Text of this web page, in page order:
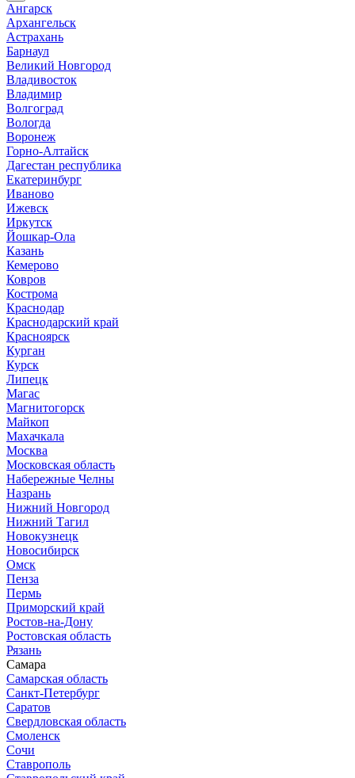
Ангарск
Архангельск
Астрахань
Барнаул
Великий Новгород
Владивосток
Владимир
Волгоград
Вологда
Воронеж
Горно-Алтайск
Дагестан республика
Екатеринбург
Иваново
Ижевск
Иркутск
Йошкар-Ола
Казань
Кемерово
Ковров
Кострома
Краснодар
Краснодарский край
Красноярск
Курган
Курск
Липецк
Магас
Магнитогорск
Майкоп
Махачкала
Москва
Московская область
Набережные Челны
Назрань
Нижний Новгород
Нижний Тагил
Новокузнецк
Новосибирск
Омск
Пенза
Пермь
Приморский край
Ростов-на-Дону
Ростовская область
Рязань
Самара
Самарская область
Санкт-Петербург
Саратов
Свердловская область
Смоленск
Сочи
Ставрополь